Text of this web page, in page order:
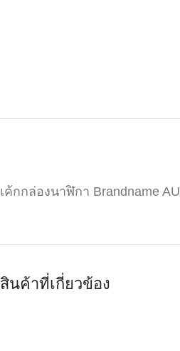
เค้กกล่องนาฬิกา Brandname
สินค้าที่เกี่ยวข้อง